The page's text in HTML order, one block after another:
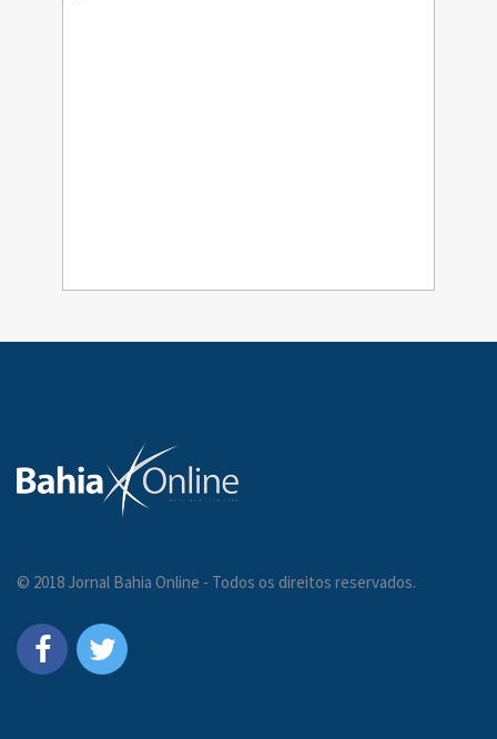
© 2018 Jornal Bahia Online - Todos os direitos reservados.